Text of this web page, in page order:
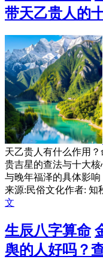
带天乙贵人的
天乙贵人有什么作用
贵吉星的查法与十大
与晚年福泽的具体影
来源:民俗文化作者: 知
文
生辰八字算命
舆的人好吗？